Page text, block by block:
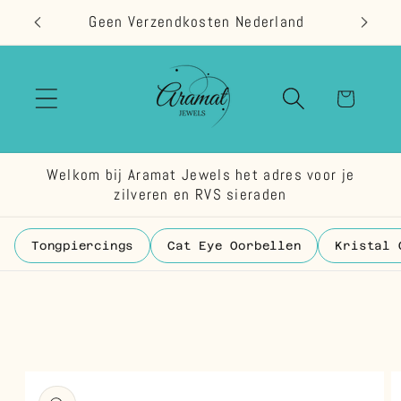
naar de
content
Geen Verzendkosten Nederland
Welkom bij Aramat Jewels het adres voor je
zilveren en RVS sieraden
Tongpiercings Cat Eye Oorbellen Kristal
direct naar